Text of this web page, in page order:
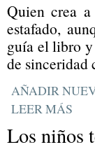
Quien crea
estafado,
guía el libro
de sinceridad
AÑADIR
LEER MÁS
Los niños